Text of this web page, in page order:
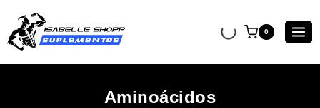
0
Aminoácidos